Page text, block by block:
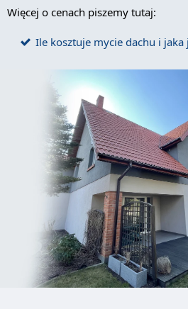
Więcej o cenach piszemy tutaj:
Ile kosztuje mycie dachu i jaka